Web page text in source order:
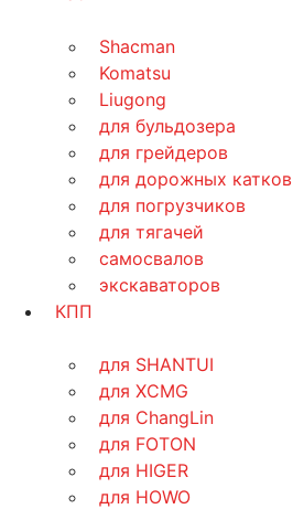
Shacman
Komatsu
Liugong
для бульдозера
для грейдеров
для дорожных катков
для погрузчиков
для тягачей
самосвалов
экскаваторов
КПП
для SHANTUI
для XCMG
для ChangLin
для FOTON
для HIGER
для HOWO